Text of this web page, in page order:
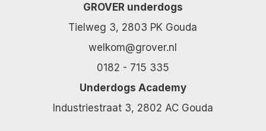
GROVER underdogs
Tielweg 3, 2803 PK Gouda
welkom@grover.nl
0182 - 715 335
Underdogs Academy
Industriestraat 3, 2802 AC Gouda